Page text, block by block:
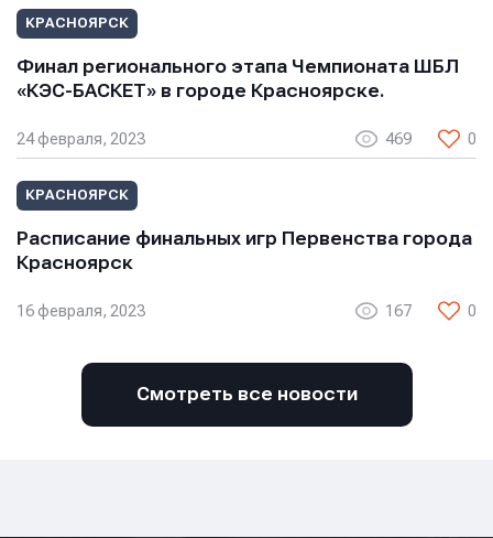
КРАСНОЯРСК
Финал регионального этапа Чемпионата ШБЛ
«КЭС-БАСКЕТ» в городе Красноярске.
24 февраля, 2023 469 0
КРАСНОЯРСК
Расписание финальных игр Первенства города
Красноярск
16 февраля, 2023 167 0
Смотреть все новости
Нажимая кнопку “Отправить”, вы соглашаетесь с
Нажимая кнопку “Отправить”, вы соглашаетесь с
Отправить
условиями обработки персональных данных